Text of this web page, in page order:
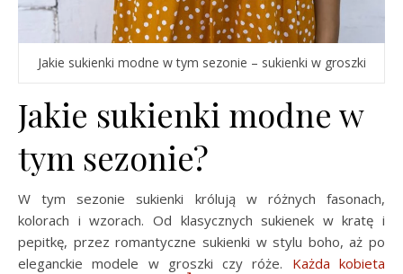
Jakie sukienki modne w tym sezonie – sukienki w groszki
Jakie sukienki modne w
tym sezonie?
W tym sezonie sukienki królują w różnych fasonach,
kolorach i wzorach. Od klasycznych sukienek w kratę i
pepitkę, przez romantyczne sukienki w stylu boho, aż po
eleganckie modele w groszki czy róże. Każda kobieta